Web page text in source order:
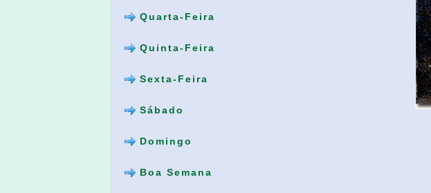
Quarta-Feira
Quinta-Feira
Sexta-Feira
Sábado
Domingo
Boa Semana